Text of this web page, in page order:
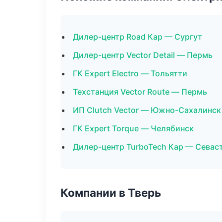
Дилер-центр Road Кар — Сургут
Дилер-центр Vector Detail — Пермь
ГК Expert Electro — Тольятти
Техстанция Vector Route — Пермь
ИП Clutch Vector — Южно-Сахалинск
ГК Expert Torque — Челябинск
Дилер-центр TurboTech Кар —
Компании в Тверь